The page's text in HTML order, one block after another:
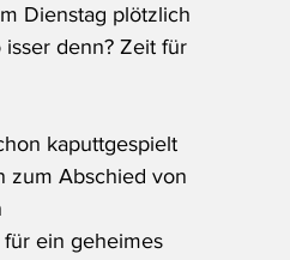
Dienstag plötzlich
denn? Zeit für
kaputtgespielt
zum Abschied von
ein geheimes